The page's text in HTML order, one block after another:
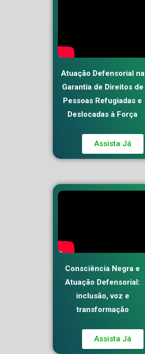
Atuação Defensorial na
Garantia de Direitos de
Pessoas Refugiadas e
Deslocadas à Força
Assista Já
Consciência Negra e
Atuação Defensorial:
inclusão, voz e
transformação
Assista Já